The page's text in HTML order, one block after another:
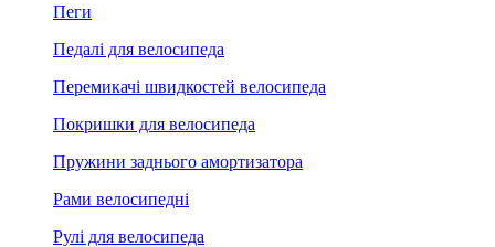
Пеги
Педалі для велосипеда
Перемикачі швидкостей велосипеда
Покришки для велосипеда
Пружини заднього амортизатора
Рами велосипедні
Рулі для велосипеда